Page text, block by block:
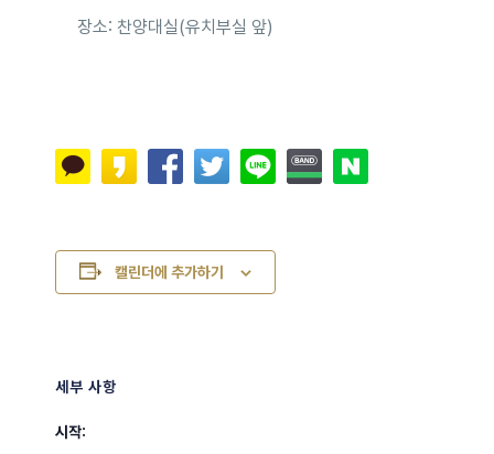
장소: 찬양대실(유치부실 앞)
캘린더에 추가하기
세부 사항
시작: